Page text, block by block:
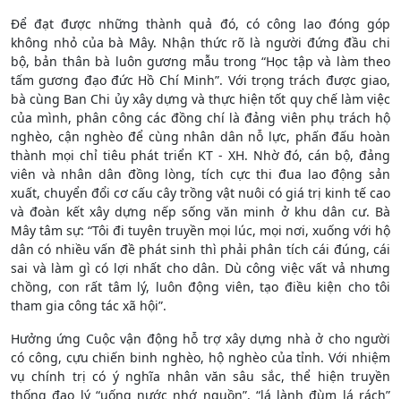
Để đạt được những thành quả đó, có công lao đóng góp
không nhỏ của bà Mây. Nhận thức rõ là người đứng đầu chi
bộ, bản thân bà luôn gương mẫu trong “Học tập và làm theo
tấm gương đạo đức Hồ Chí Minh”. Với trọng trách được giao,
bà cùng Ban Chi ủy xây dựng và thực hiện tốt quy chế làm việc
của mình, phân công các đồng chí là đảng viên phụ trách hộ
nghèo, cận nghèo để cùng nhân dân nỗ lực, phấn đấu hoàn
thành mọi chỉ tiêu phát triển KT - XH. Nhờ đó, cán bộ, đảng
viên và nhân dân đồng lòng, tích cực thi đua lao động sản
xuất, chuyển đổi cơ cấu cây trồng vật nuôi có giá trị kinh tế cao
và đoàn kết xây dựng nếp sống văn minh ở khu dân cư. Bà
Mây tâm sự: “Tôi đi tuyên truyền mọi lúc, mọi nơi, xuống với hộ
dân có nhiều vấn đề phát sinh thì phải phân tích cái đúng, cái
sai và làm gì có lợi nhất cho dân. Dù công việc vất vả nhưng
chồng, con rất tâm lý, luôn động viên, tạo điều kiện cho tôi
tham gia công tác xã hội”.
Hưởng ứng Cuộc vận động hỗ trợ xây dựng nhà ở cho người
có công, cựu chiến binh nghèo, hộ nghèo của tỉnh. Với nhiệm
vụ chính trị có ý nghĩa nhân văn sâu sắc, thể hiện truyền
thống đạo lý “uống nước nhớ nguồn”, “lá lành đùm lá rách”